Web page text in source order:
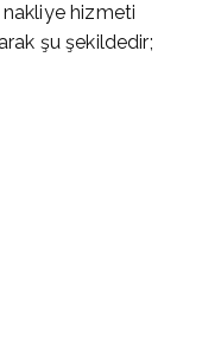
nakliye hizmeti
şu şekildedir;